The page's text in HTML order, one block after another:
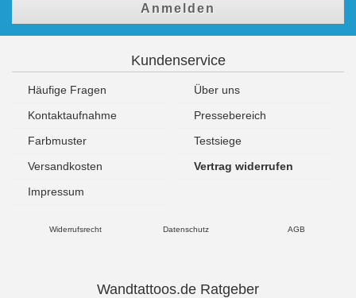
Anmelden
Kundenservice
Häufige Fragen
Über uns
Kontaktaufnahme
Pressebereich
Farbmuster
Testsiege
Versandkosten
Vertrag widerrufen
Impressum
Widerrufsrecht Datenschutz AGB
Wandtattoos.de Ratgeber